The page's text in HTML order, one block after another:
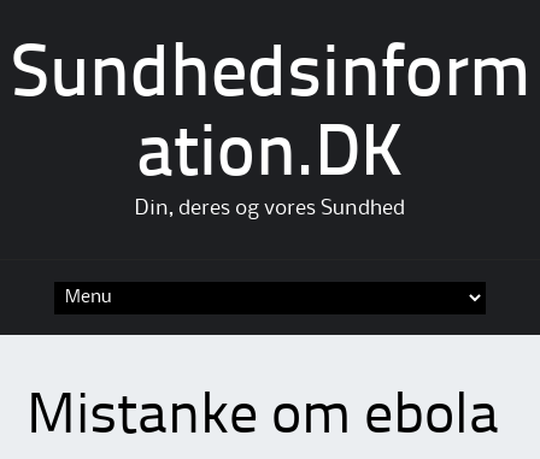
Sundhedsinform
ation.DK
Din, deres og vores Sundhed
Mistanke om ebola